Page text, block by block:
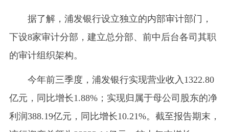
据了解，浦发银行设立独立的内部审计部门，
下设8家审计分部，建立总分部、前中后台各司其职
的审计组织架构。
今年前三季度，浦发银行实现营业收入1322.80
亿元，同比增长1.88%；实现归属于母公司股东的净
利润388.19亿元，同比增长10.21%。截至报告期末，